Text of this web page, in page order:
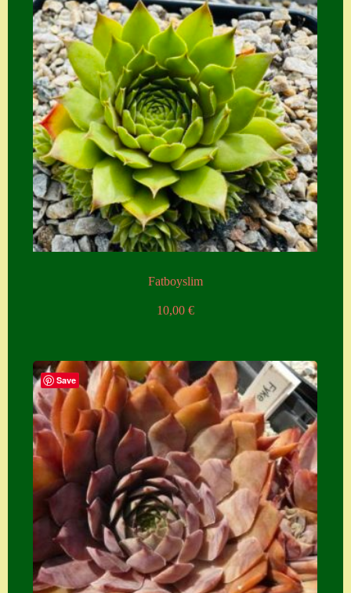
Fatboyslim
10,00 €
Save